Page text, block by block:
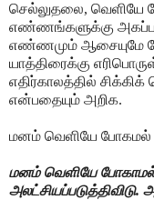
செல்லுதலை, வெளியே
எண்ணங்களுக்கு
எண்ணமும் ஆசையுமே
யாத்திரைக்கு
எதிர்காலத்தில்
என்பதையும் அறிக.
மனம் வெளியே போகமல்
மனம் வெளியே